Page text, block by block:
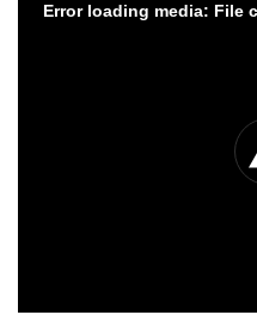
Error loading media: File